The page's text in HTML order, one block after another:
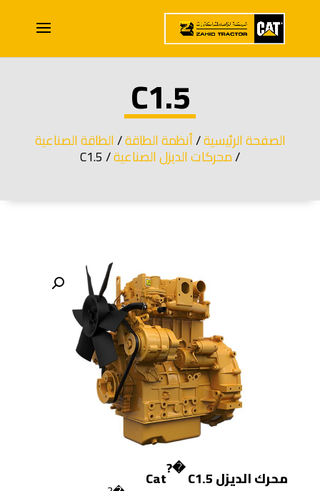
C1.5
الصفحة الرئيسية/أنظمة الطاقة/الطاقة الصناعية
/محركات الديزل الصناعية/ C1.5
محرك الديزل Cat ?�C1.5